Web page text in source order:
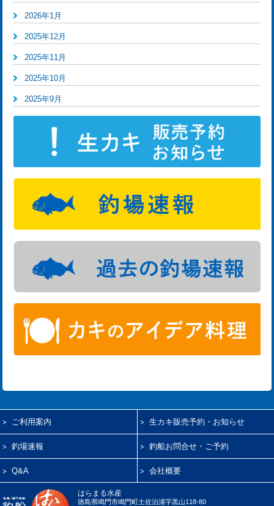
2026年1月
2025年12月
2025年11月
2025年10月
2025年9月
ご利用案内 生カキ販売予約・お知らせ
釣場速報 釣船お問合せ・ご予約
Q&A 会社概要
はらまる水産
徳島県鳴門市鳴門町土佐泊浦字黒山118-80